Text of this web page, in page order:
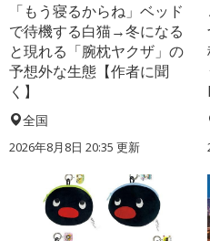
「もう寝るからね」ベッド
で待機する白猫→冬になる
と現れる「腕枕ヤクザ」の
予想外な生態【作者に聞
く】
全国
2026年8月8日 20:35 更新